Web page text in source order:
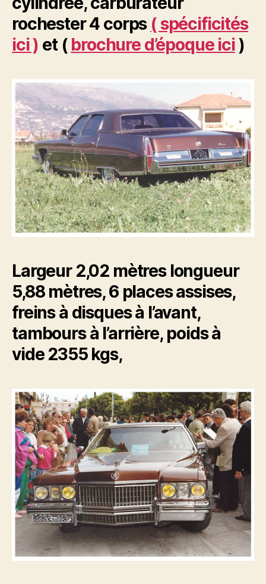
rochester 4 corps ( spécificités
ici ) et ( brochure d’époque ici)
Largeur 2,02 mètres longueur
5,88 mètres, 6 places assises,
freins à disques à l’avant,
tambours à l’arrière, poids à
vide 2355 kgs,